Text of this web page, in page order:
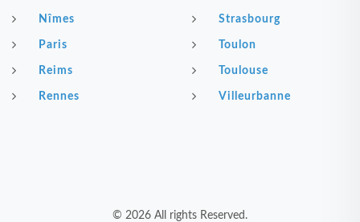
Nîmes
Paris
Reims
Rennes
Strasbourg
Toulon
Toulouse
Villeurbanne
© 2026 All rights Reserved.